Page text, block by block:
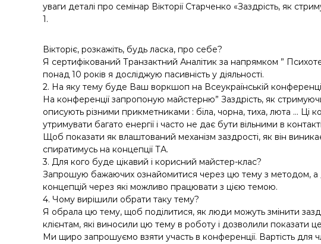
уваги деталі про семінар Вікторії Старченко «Заздрість, як
1.
Вікторіє, розкажіть, будь ласка, про себе?
Я сертифікований Транзактний Аналітик за напрямком ”
понад 10 років я досліджую пасивність у діяльності.
2. На яку тему буде Ваш воркшоп на Всеукраїнській
На конференції запропоную майстерню” Заздрість, як
описують різними прикметниками : біла, чорна, тиха, люта … Ці
утримувати багато енергії і часто не дає бути вільними в
Щоб показати як влаштований механізм заздрості, як він
спиратимусь на концепції ТА.
3. Для кого буде цікавий і корисний майстер-клас?
Запрошую бажаючих ознайомитися через цю тему з методом, а
концепцій через які можливо працювати з цією темою.
4. Чому вирішили обрати таку тему?
Я обрала цю тему, щоб поділитися, як люди можуть змінити
клієнтам, які виносили цю тему в роботу і дозволили показати
Ми щиро запрошуємо взяти участь в конференції. Вартість для